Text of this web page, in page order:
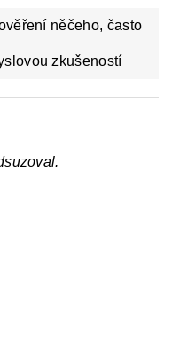
něčeho, často
zkušeností